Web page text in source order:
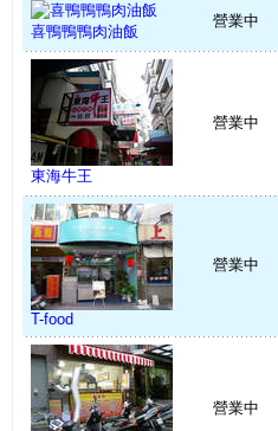
喜鴨鴨鴨肉油飯
營業中
東海牛王
營業中
T-food
營業中
營業中